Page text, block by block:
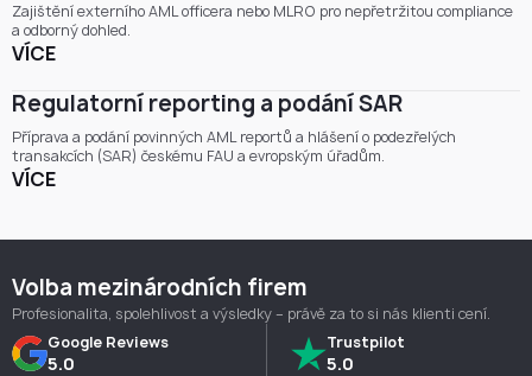
Zajištění externího AML officera nebo MLRO pro nepřetržitou compliance
a odborný dohled.
VÍCE
Regulatorní reporting a podání SAR
Příprava a podání povinných AML reportů a hlášení o podezřelých
transakcích (SAR) českému FAU a evropským úřadům.
VÍCE
Volba mezinárodních firem
Profesionalita, spolehlivost a výsledky – právě za to si nás klienti cení.
Google Reviews
5.0
Trustpilot
5.0